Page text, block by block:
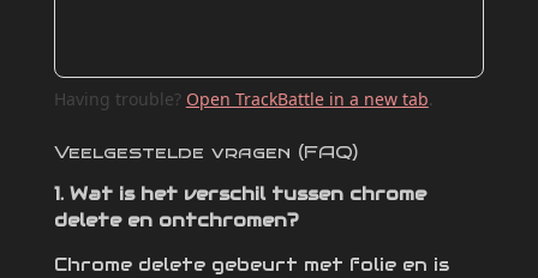
Having trouble? Open TrackBattle in a new tab.
Veelgestelde vragen (FAQ)
1. Wat is het verschil tussen chrome
delete en ontchromen?
Chrome delete gebeurt met folie en is